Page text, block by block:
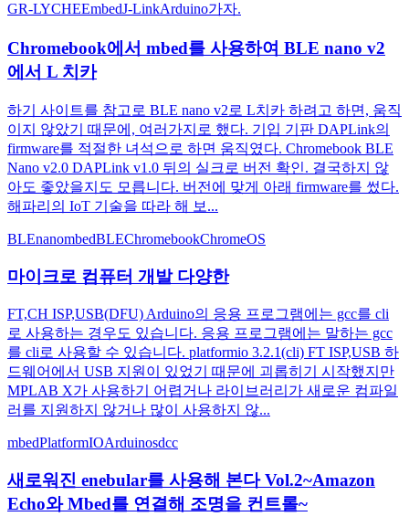
GR-LYCHEEmbedJ-LinkArduino가자.
Chromebook에서 mbed를 사용하여 BLE nano v2
에서 L 치카
하기 사이트를 참고로 BLE nano v2로 L치카 하려고 하면, 움직
이지 않았기 때문에, 여러가지로 했다. 기입 기판 DAPLink의
firmware를 적절한 녀석으로 하면 움직였다. Chromebook BLE
Nano v2.0 DAPLink v1.0 뒤의 실크로 버전 확인. 결국하지 않
아도 좋았을지도 모릅니다. 버전에 맞게 아래 firmware를 썼다.
해파리의 IoT 기술을 따라 해 보...
BLEnanombedBLEChromebookChromeOS
마이크로 컴퓨터 개발 다양한
FT,CH ISP,USB(DFU) Arduino의 응용 프로그램에는 gcc를 cli
로 사용하는 경우도 있습니다. 응용 프로그램에는 말하는 gcc
를 cli로 사용할 수 있습니다. platformio 3.2.1(cli) FT ISP,USB 하
드웨어에서 USB 지원이 있었기 때문에 괴롭히기 시작했지만
MPLAB X가 사용하기 어렵거나 라이브러리가 새로운 컴파일
러를 지원하지 않거나 많이 사용하지 않...
mbedPlatformIOArduinosdcc
새로워진 enebular를 사용해 본다 Vol.2~Amazon
Echo와 Mbed를 연결해 조명을 컨트롤~